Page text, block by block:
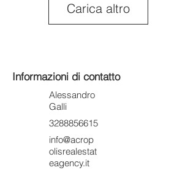
Informazioni di contatto
Carica altro
Alessandro
Galli
3288856615
info@acrop
olisrealestat
eagency.it